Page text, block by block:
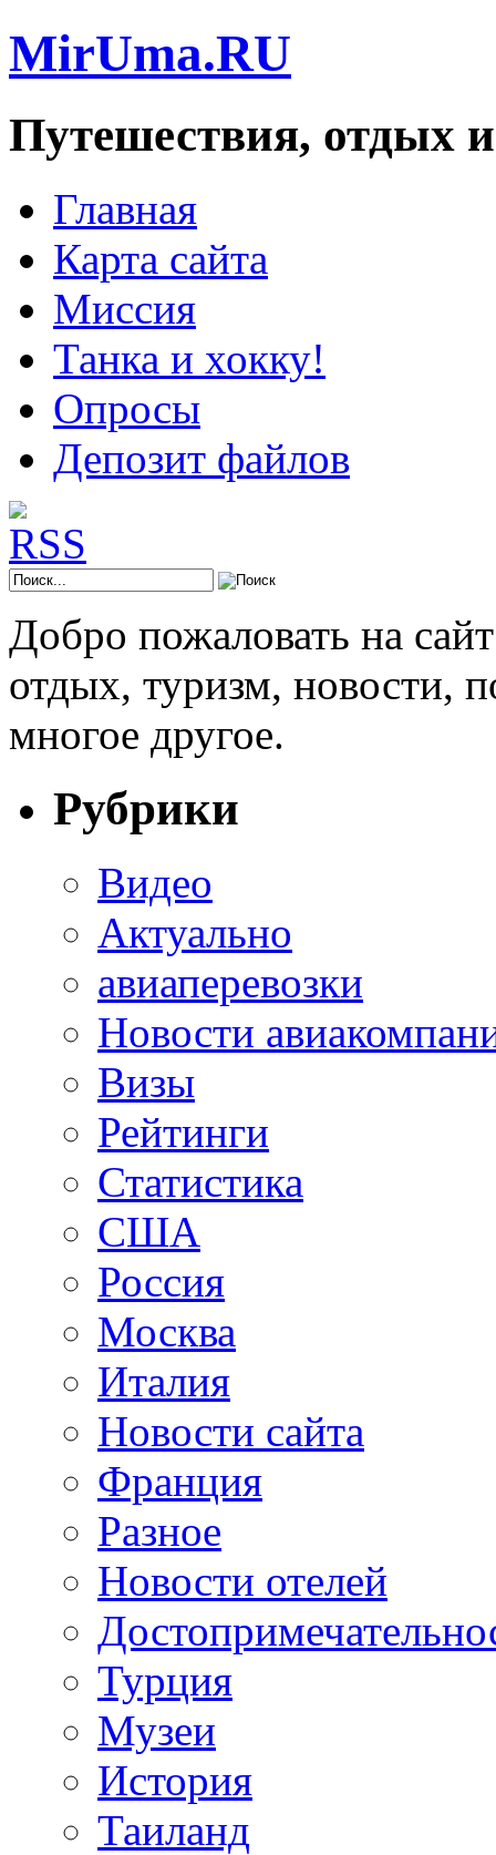
MirUma.RU
Путешествия, отдых
Главная
Карта сайта
Миссия
Танка и хокку!
Опросы
Депозит файлов
Добро пожаловать на
отдых, туризм, новости,
многое другое.
Рубрики
Видео
Актуально
авиаперевозки
Новости
Визы
Рейтинги
Статистика
США
Россия
Москва
Италия
Новости сайта
Франция
Разное
Новости отелей
Турция
Музеи
История
Таиланд